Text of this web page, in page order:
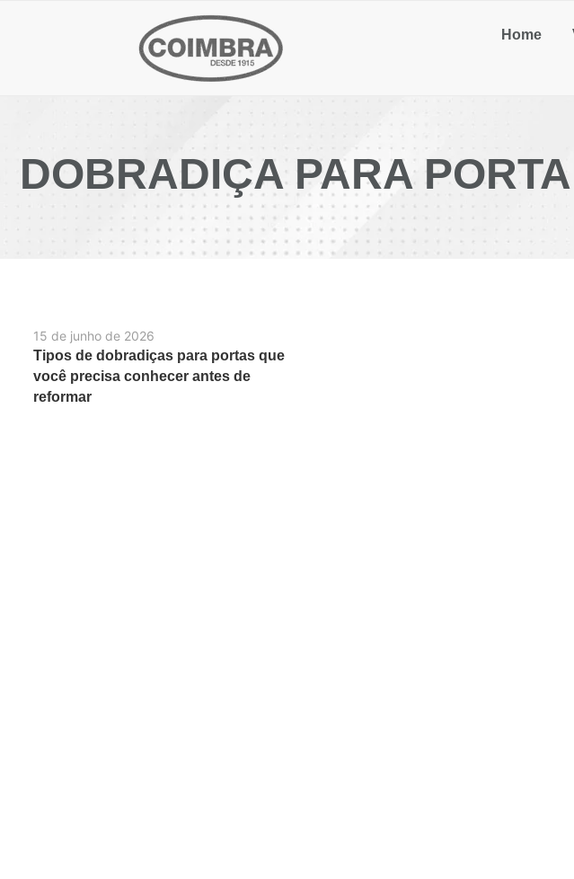
Home
DOBRADIÇA PARA
15 de junho de 2026
Tipos de dobradiças para portas que
você precisa conhecer antes de
reformar